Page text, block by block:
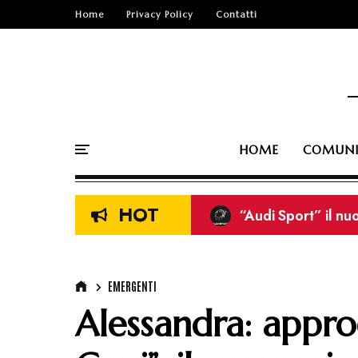
Home Privacy Policy Contatti
HOME
HOT “Audi Sport” il
I Tarantolati di
Erisu: è online il
EMERGENTI
Alessandra: